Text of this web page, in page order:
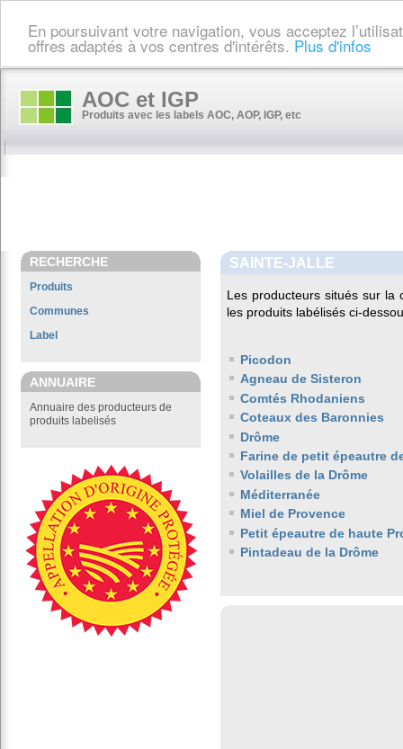
En poursuivant votre navigation, vous acceptez
offres adaptés à vos centres d'intérêts. Plus d'infos
AOC et IGP
Produits avec les labels AOC, AOP, IGP, etc
RECHERCHE
Produits
Communes
Label
ANNUAIRE
Annuaire des producteurs de
produits labelisés
SAINTE-JALLE
Les producteurs situés sur la
les produits labélisés ci-
Picodon
Agneau de Sisteron
Comtés Rhodaniens
Coteaux des Baronnies
Drôme
Farine de petit épeautre
Volailles de la Drôme
Méditerranée
Miel de Provence
Petit épeautre de haute
Pintadeau de la Drôme